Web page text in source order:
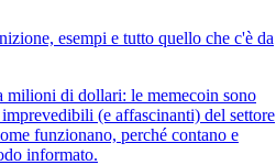
esempi e tutto quello che c'è da
milioni di dollari: le memecoin sono
(e affascinanti) del settore
funzionano, perché contano e
informato.